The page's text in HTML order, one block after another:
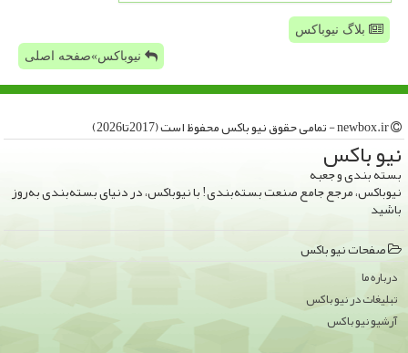
بلاگ نیوباکس
نیوباکس»صفحه اصلی
نیو باكس
بسته بندی و جعبه
نیوباکس، مرجع جامع صنعت بسته‌بندی! با نیوباکس، در دنیای بسته‌بندی به‌روز
باشید
صفحات نیو باكس
درباره ما
تبلیغات در نیو باكس
آرشیو نیو باكس